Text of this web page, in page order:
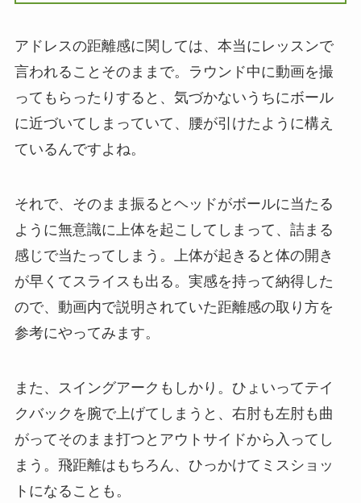
アドレスの距離感に関しては、本当にレッスンで
言われることそのままで。ラウンド中に動画を撮
ってもらったりすると、気づかないうちにボール
に近づいてしまっていて、腰が引けたように構え
ているんですよね。
それで、そのまま振るとヘッドがボールに当たる
ように無意識に上体を起こしてしまって、詰まる
感じで当たってしまう。上体が起きると体の開き
が早くてスライスも出る。実感を持って納得した
ので、動画内で説明されていた距離感の取り方を
参考にやってみます。
また、スイングアークもしかり。ひょいってテイ
クバックを腕で上げてしまうと、右肘も左肘も曲
がってそのまま打つとアウトサイドから入ってし
まう。飛距離はもちろん、ひっかけてミスショッ
トになることも。